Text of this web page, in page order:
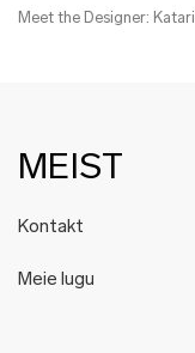
Meet the Designer:
MEIST
Kontakt
Meie lugu